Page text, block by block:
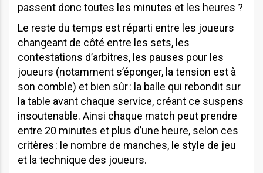
passent donc toutes les minutes et les heures ?
Le reste du temps est réparti entre les joueurs
changeant de côté entre les sets, les
contestations d’arbitres, les pauses pour les
joueurs (notamment s’éponger, la tension est à
son comble) et bien sûr : la balle qui rebondit sur
la table avant chaque service, créant ce suspens
insoutenable. Ainsi chaque match peut prendre
entre 20 minutes et plus d’une heure, selon ces
critères : le nombre de manches, le style de jeu
et la technique des joueurs.